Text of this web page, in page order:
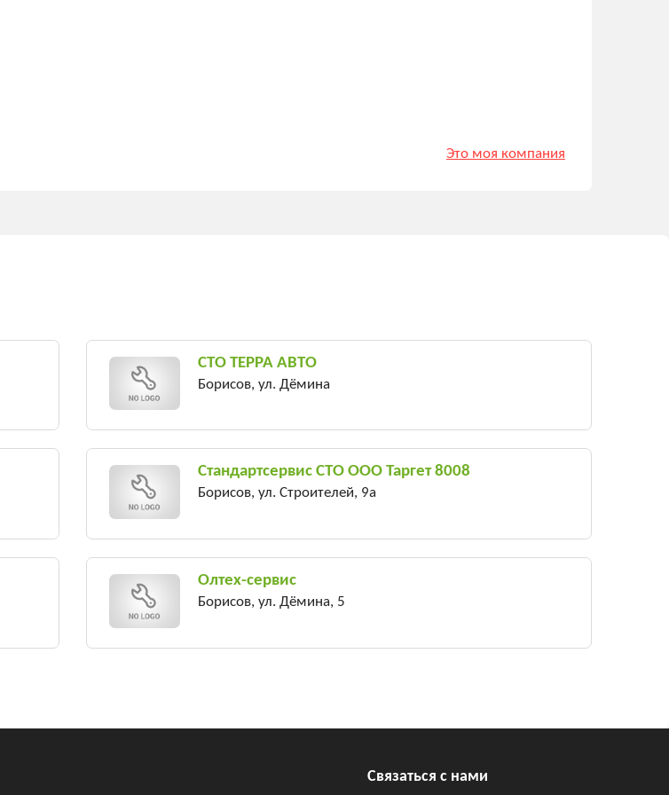
Это моя компания
СТО ТЕРРА АВТО
Борисов, ул. Дёмина
Стандартсервис СТО ООО Таргет 8008
Борисов, ул. Строителей, 9а
Олтех-сервис
Борисов, ул. Дёмина, 5
Связаться с нами